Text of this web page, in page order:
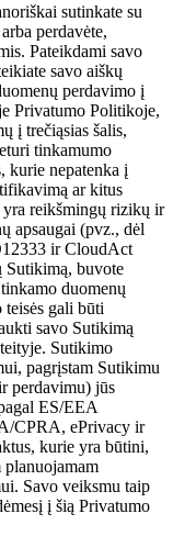
sutinkate su
perdavėte,
Pateikdami savo
savo aiškų
perdavimo į
Privatumo Politikoje,
į trečiąsias šalis,
tinkamumo
kurie nepatenka į
ar kitus
reikšmingų rizikų ir
apsaugai (pvz., dėl
ir CloudAct
Sutikimą, buvote
duomenų
gali būti
savo Sutikimą
Sutikimo
pagrįstam Sutikimu
perdavimu) jūs
ES/EEA
CPRA, ePrivacy ir
kurie yra būtini,
Savo veiksmu taip
į šią Privatumo